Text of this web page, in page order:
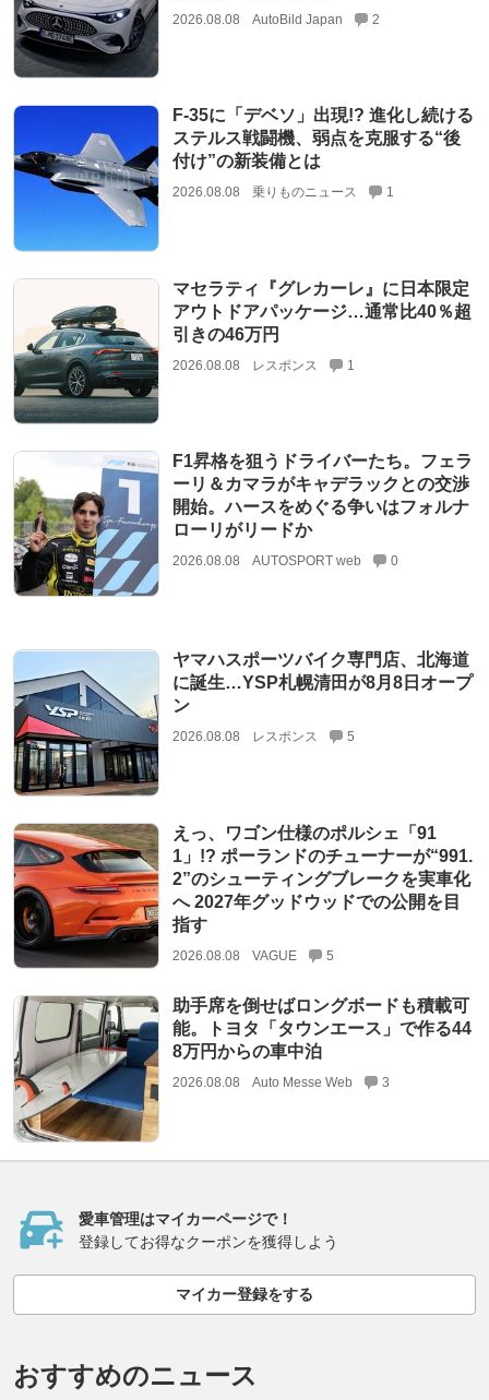
2026.08.08 AutoBild Japan 2
F-35に「デベソ」出現!? 進化し続ける
ステルス戦闘機、弱点を克服する“後
付け”の新装備とは
2026.08.08 乗りものニュース 1
マセラティ『グレカーレ』に日本限定
アウトドアパッケージ…通常比40％超
引きの46万円
2026.08.08 レスポンス 1
F1昇格を狙うドライバーたち。フェラ
ーリ＆カマラがキャデラックとの交渉
開始。ハースをめぐる争いはフォルナ
ローリがリードか
2026.08.08 AUTOSPORT web 0
ヤマハスポーツバイク専門店、北海道
に誕生…YSP札幌清田が8月8日オープ
ン
2026.08.08 レスポンス 5
えっ、ワゴン仕様のポルシェ「91
1」!? ポーランドのチューナーが“991.
2”のシューティングブレークを実車化
へ 2027年グッドウッドでの公開を目
指す
2026.08.08 VAGUE 5
助手席を倒せばロングボードも積載可
能。トヨタ「タウンエース」で作る44
8万円からの車中泊
2026.08.08 Auto Messe Web 3
愛車管理はマイカーページで！
登録してお得なクーポンを獲得しよう
マイカー登録をする
おすすめのニュース